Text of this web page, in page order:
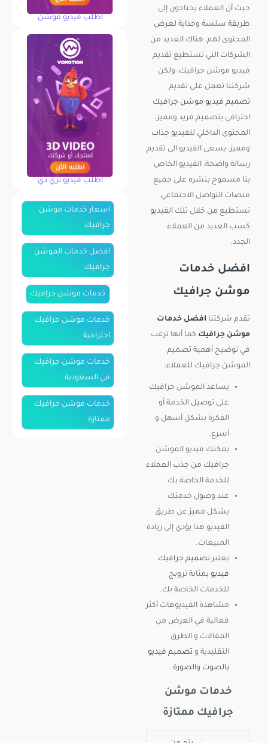
حيث أن العملاء يحتاجون إلى
طريقة سلسة وجذابة لعرض
المحتوى لهم، هناك العديد من
الشركات التي تستطيع تقديم
فيديو موشن جرافيك، ولكن
شركتنا تعمل على تقديم
تصميم فيديو موشن جرافيك
احترافي بتصميم فريد ومميز،
المحتوى الداخلي للفيديو جذاب
ومميز، يسعى الفيديو الى تقديم
رسالة واضحة، الفيديو الخاص
بنا مسموح بنشره على جميع
منصات التواصل الاجتماعي،
تستطيع من خلال تلك الفيديو
كسب العديد من العملاء
الجدد.
افضل خدمات
موشن جرافيك
تقدم شركتنا افضل خدمات
موشن جرافيك كما أنها ترغب
في توضيح أهمية تصميم
الموشن جرافيك للعملاء:
يساعد الموشن جرافيك
على توصيل الخدمة أو
الفكرة بشكل أسهل و
أسرع.
يمكنك فيديو الموشن
جرافيك من جذب العملاء
للخدمة الخاصة بك.
عند وصول خدمتك
بشكل مميز عن طريق
الفيديو هذا يؤدي إلى زيادة
المبيعات.
يعتبرتصميم جرافيك
فيديو بمثابة ترويج
للخدمات الخاصة بك.
مشاهدة الفيديوهات أكثر
فعالية في العرض من
المقالات و الطرق
التقليدية و تصميم فيديو
بالصوت والصورة .
خدمات موشن
جرافيك ممتازة
اطلب فيديو موشن
اطلب فيديو ثري دي
اسعار خدمات موشن
جرافيك
افضل خدمات الموشن
جرافيك
خدمات موشن جرافيك
خدمات موشن جرافيك
احترافية
خدمات موشن جرافيك
في السعودية
خدمات موشن جرافيك
ممتازة